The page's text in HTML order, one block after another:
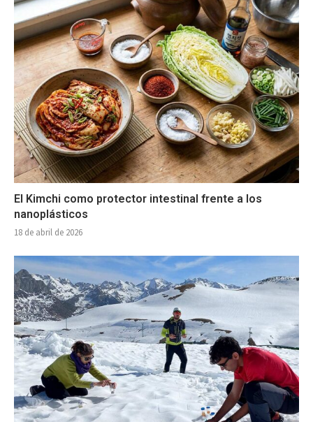
El Kimchi como protector intestinal frente a los
nanoplásticos
18 de abril de 2026